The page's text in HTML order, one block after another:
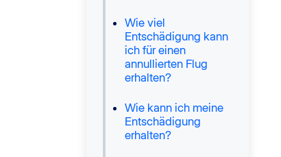
Wie viel
Entschädigung kann
ich für einen
annullierten Flug
erhalten?
Wie kann ich meine
Entschädigung
erhalten?